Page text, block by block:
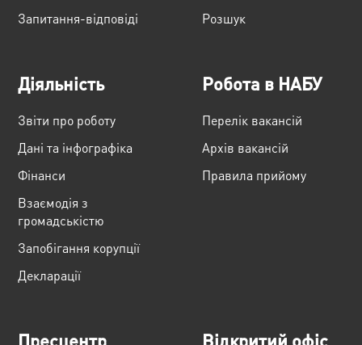
Запитання-відповіді
Розшук
Діяльність
Звіти про роботу
Дані та інфографіка
Фінанси
Взаємодія з
громадськістю
Запобігання корупції
Декларації
Робота в НАБУ
Перелік вакансій
Архів вакансій
Правила прийому
Пресцентр Відкритий офіс